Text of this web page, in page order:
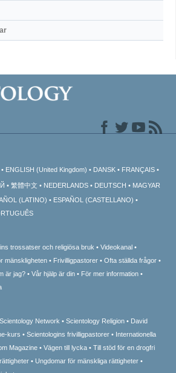
ENGLISH (United Kingdom) DANSK FRANÇAIS
繁體中文 NEDERLANDS DEUTSCH
MAGYAR
(LATINO)
ESPAÑOL (CASTELLANO)
trossatser och religiösa bruk
Videokanal
mänskligheten Frivilligpastorer
Ofta ställda frågor
är jag? Vår hjälp är din
För mer information
Scientology Network Scientology Religion
David
kurs Scientologins frivilligpastorer
Internationella
Magazine Vägen till lycka
Till stöd för en drogfri
Ungdomar för mänskliga rättigheter